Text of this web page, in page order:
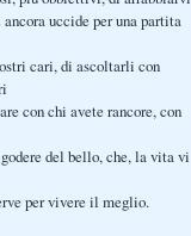
uccide per una partita
cari, di ascoltarli con
con chi avete rancore, con
del bello, che, la vita vi
per vivere il meglio.